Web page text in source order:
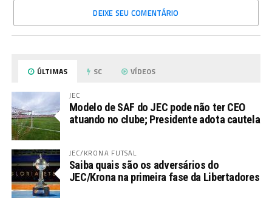
DEIXE SEU COMENTÁRIO
ÚLTIMAS SC VÍDEOS
JEC
Modelo de SAF do JEC pode não ter CEO
atuando no clube; Presidente adota cautela
JEC/KRONA FUTSAL
Saiba quais são os adversários do
JEC/Krona na primeira fase da Libertadores